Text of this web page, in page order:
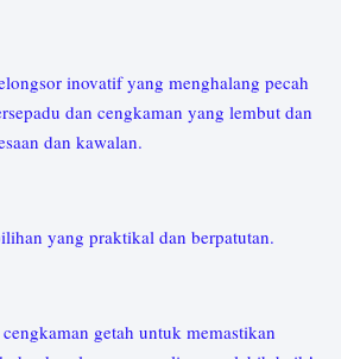
inovatif yang menghalang pecah
dan cengkaman yang lembut dan
dan kawalan.
yang praktikal dan berpatutan.
getah untuk memastikan